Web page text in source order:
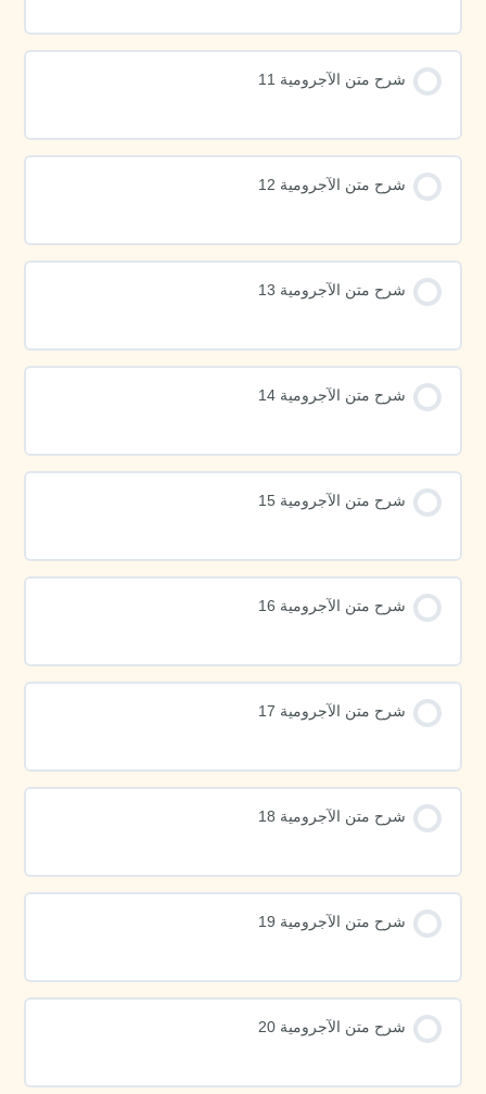
شرح متن الآجرومية 11
شرح متن الآجرومية 12
شرح متن الآجرومية 13
شرح متن الآجرومية 14
شرح متن الآجرومية 15
شرح متن الآجرومية 16
شرح متن الآجرومية 17
شرح متن الآجرومية 18
شرح متن الآجرومية 19
شرح متن الآجرومية 20